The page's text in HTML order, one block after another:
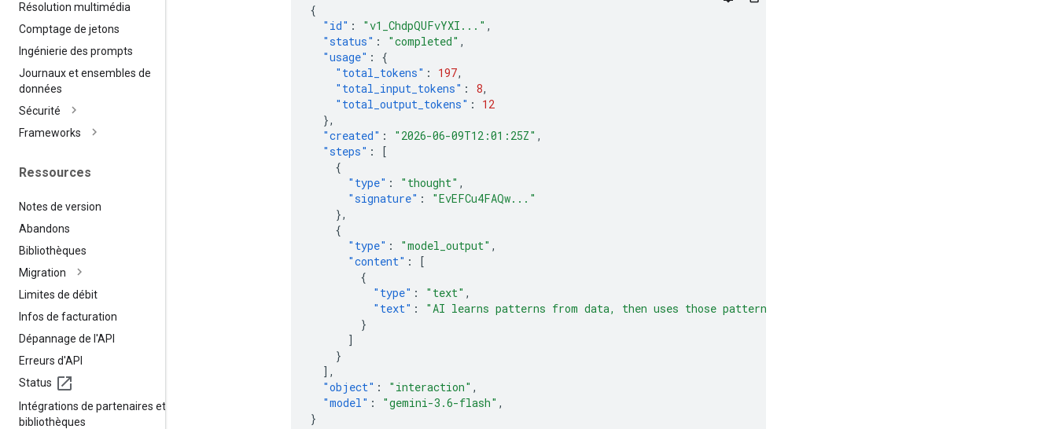
Résolution multimédia
Comptage de jetons
Ingénierie des prompts
Journaux et ensembles de
données
Sécurité
Frameworks
Ressources
Notes de version
Abandons
Bibliothèques
Migration
Limites de débit
Infos de facturation
Dépannage de l'API
Erreurs d'API
Status
Intégrations de partenaires et de
bibliothèques
{
"id" : "v1_ChdpQUFvYXI..." ,
"status" : "completed" ,
"usage" :
{
"total_tokens" : 197,
"total_input_tokens" : 8,
"total_output_tokens" :
12
},
"created" : "2026-06-09T12:01:25Z" ,
"steps" :
[
{
"type" : "thought" ,
"signature" :
"EvEFCu4FAQw..."
},
{
"type" : "model_output" ,
"content" :
[
{
"type" : "text" ,
"text" :
"AI learns patterns from data, then uses those patterns to make predictions or decisions on new
}
]
}
],
"object" : "interaction" ,
"model" : "gemini-3.6-flash" ,
}